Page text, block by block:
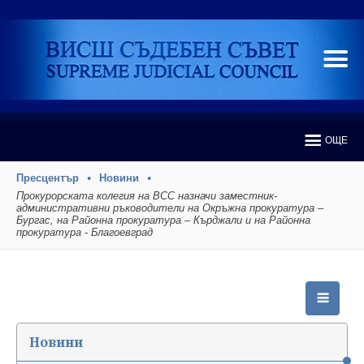
ОЩЕ
Пресцентър
Новини
Прокурорската колегия на ВСС назначи заместник-
административни ръководители на Окръжна прокуратура –
Бургас, на Районна прокуратура – Кърджали и на Районна
прокуратура - Благоевград
Новини